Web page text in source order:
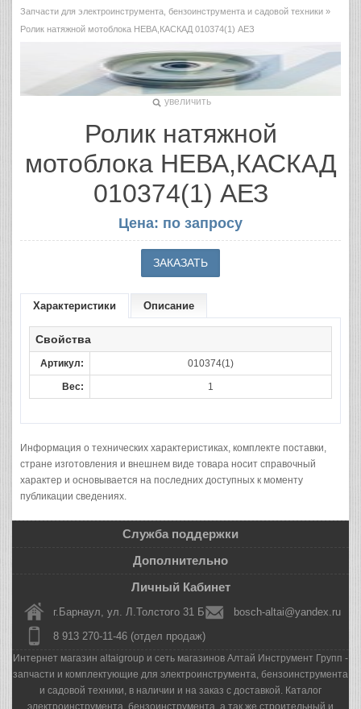
Запчасти для электроинструмента, бензоинструмента и садовой техники »
Ролик натяжной мотоблока НЕВА,КАСКАД 010374(1) АЕЗ
увеличить
Ролик натяжной
мотоблока НЕВА,КАСКАД
010374(1) АЕЗ
Цена: по запросу
Характеристики Описание
Свойства
Артикул: 010374(1)
Вес: 1
Информация о технических характеристиках, комплекте поставки,
стране изготовления и внешнем виде товара носит справочный
характер и основывается на последних доступных к моменту
публикации сведениях.
Служба поддержки
Дополнительно
Личный Кабинет
г.Барнаул, ул. Л.Толстого 31 Б
bosch-altai@yandex.ru
8 913 270-11-46 (отдел продаж)
Интернет магазин altaigroup и сеть магазинов Алтай Инструмент Групп -
запчасти и комплектующие для электроинструмента, бензоинструмента
и садовой техники, в наличии и на заказ с доставкой. Каталог
электроинструмента, бензоинструмента, а так же строительный и